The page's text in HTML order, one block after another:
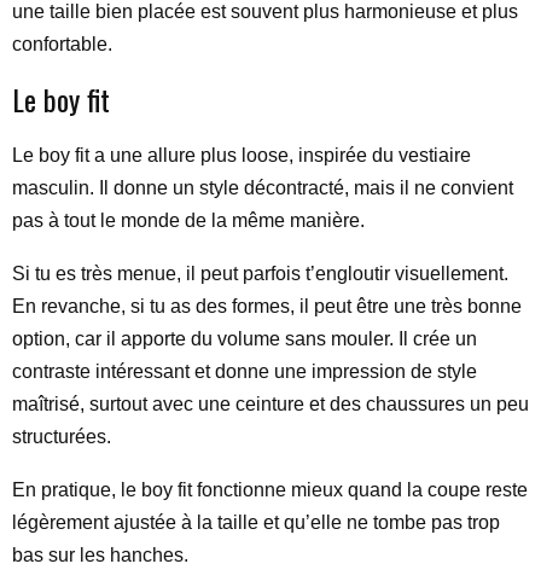
une taille bien placée est souvent plus harmonieuse et plus
confortable.
Le boy fit
Le boy fit a une allure plus loose, inspirée du vestiaire
masculin. Il donne un style décontracté, mais il ne convient
pas à tout le monde de la même manière.
Si tu es très menue, il peut parfois t’engloutir visuellement.
En revanche, si tu as des formes, il peut être une très bonne
option, car il apporte du volume sans mouler. Il crée un
contraste intéressant et donne une impression de style
maîtrisé, surtout avec une ceinture et des chaussures un peu
structurées.
En pratique, le boy fit fonctionne mieux quand la coupe reste
légèrement ajustée à la taille et qu’elle ne tombe pas trop
bas sur les hanches.